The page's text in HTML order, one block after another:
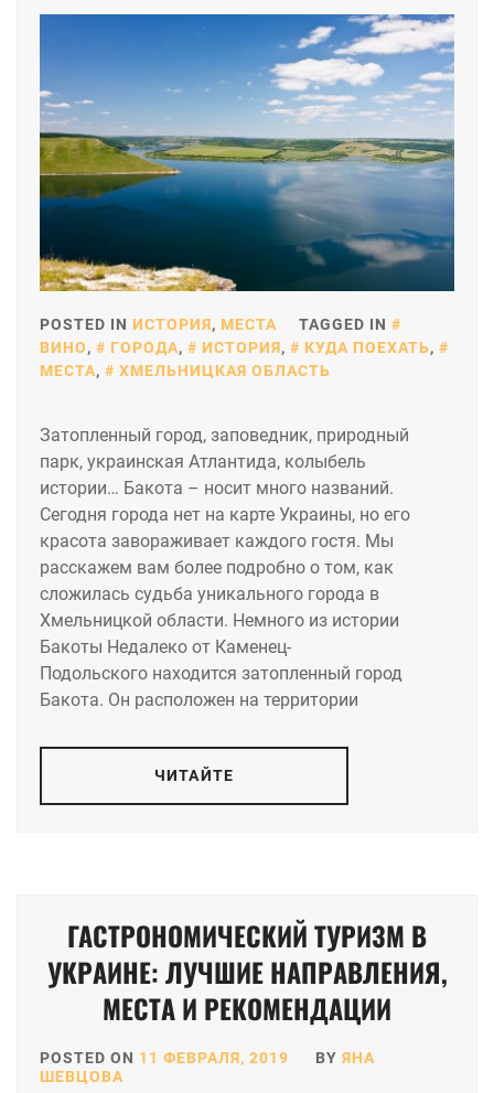
POSTED IN ИСТОРИЯ, МЕСТА
TAGGED IN
ВИНО, ГОРОДА, ИСТОРИЯ, КУДА ПОЕХАТЬ,
МЕСТА, ХМЕЛЬНИЦКАЯ ОБЛАСТЬ
Затопленный город, заповедник, природный
парк, украинская Атлантида, колыбель
истории… Бакота – носит много названий.
Сегодня города нет на карте Украины, но его
красота завораживает каждого гостя. Мы
расскажем вам более подробно о том, как
сложилась судьба уникального города в
Хмельницкой области. Немного из истории
Бакоты Недалеко от Каменец-
Подольского находится затопленный город
Бакота. Он расположен на территории
ЧИТАЙТЕ
ГАСТРОНОМИЧЕСКИЙ ТУРИЗМ В
УКРАИНЕ: ЛУЧШИЕ НАПРАВЛЕНИЯ,
МЕСТА И РЕКОМЕНДАЦИИ
POSTED ON 11 ФЕВРАЛЯ, 2019 BY ЯНА
ШЕВЦОВА